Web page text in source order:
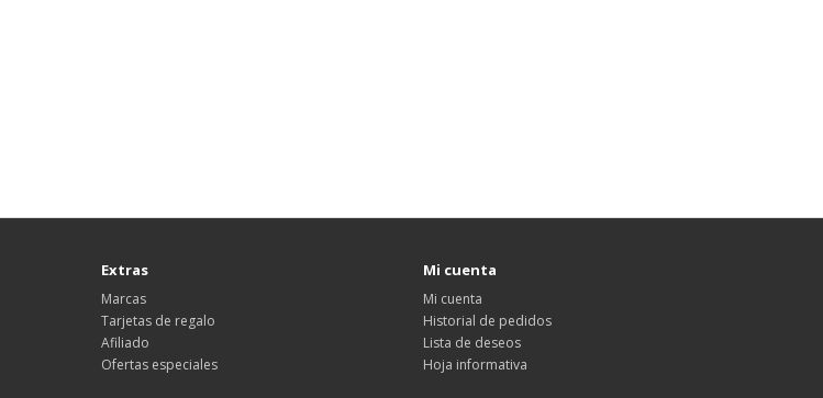
Extras
Marcas
Tarjetas de regalo
Afiliado
Ofertas especiales
Mi cuenta
Mi cuenta
Historial de pedidos
Lista de deseos
Hoja informativa